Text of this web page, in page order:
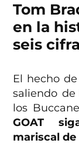
Tom
en la
seis
El hecho
saliendo
los
GOAT
mariscal